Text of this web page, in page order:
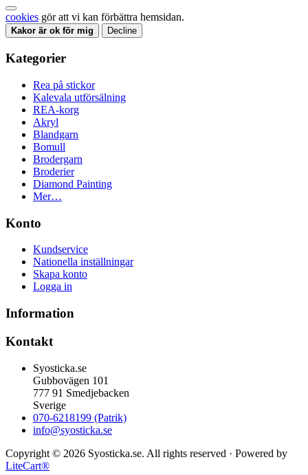
cookies gör att vi kan förbättra hemsidan.
Kakor är ok för mig Decline
Kategorier
Rea på stickor
Kalevala utförsälning
REA-korg
Akryl
Blandgarn
Bomull
Brodergarn
Broderier
Diamond Painting
Mer…
Konto
Kundservice
Nationella inställningar
Skapa konto
Logga in
Information
Kontakt
Syosticka.se
Gubbovägen 101
777 91 Smedjebacken
Sverige
070-6218199 (Patrik)
info@syosticka.se
Copyright © 2026 Syosticka.se. All rights reserved · Powered by
LiteCart®